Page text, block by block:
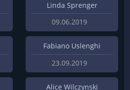
Linda Sprenger
09.06.2019
Fabiano Uslenghi
23.09.2019
Alice Wilczynski